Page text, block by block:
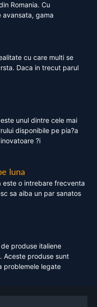
Romania. Cu
avansata, gama
cu care multi se
Daca in trecut parul
unul dintre cele mai
disponibile pe pia?a
?i
luna
o intrebare frecventa
sa aiba un par sanatos
produse italiene
Aceste produse sunt
problemele legate